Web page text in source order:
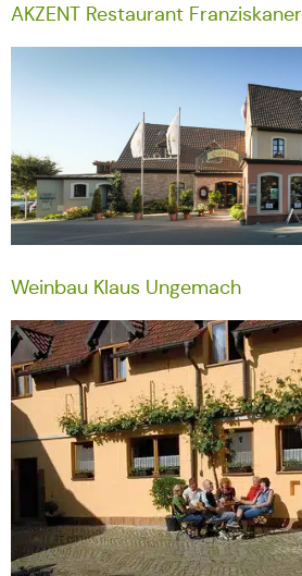
AKZENT Restaurant Franziskaner
Weinbau Klaus Ungemach